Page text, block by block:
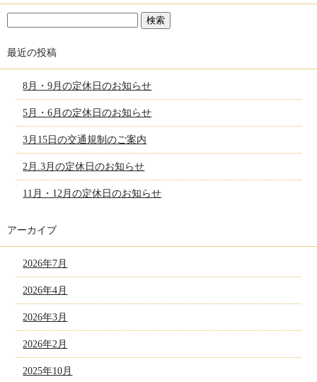
最近の投稿
8月・9月の定休日のお知らせ
5月・6月の定休日のお知らせ
3月15日の交通規制のご案内
2月.3月の定休日のお知らせ
11月・12月の定休日のお知らせ
アーカイブ
2026年7月
2026年4月
2026年3月
2026年2月
2025年10月